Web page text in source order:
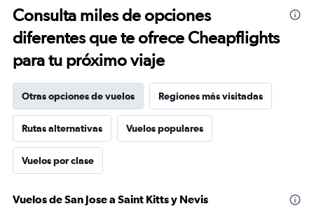
Consulta miles de opciones
diferentes que te ofrece Cheapflights
para tu próximo viaje
Otras opciones de vuelos Regiones más visitadas
Rutas alternativas Vuelos populares
Vuelos por clase
Vuelos de San Jose a Saint Kitts y Nevis